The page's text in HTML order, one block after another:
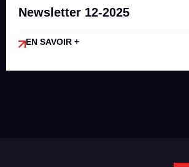
Newsletter 12-2025
EN SAVOIR +